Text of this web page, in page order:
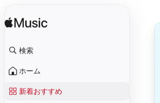
検索
ホーム
新着おすすめ